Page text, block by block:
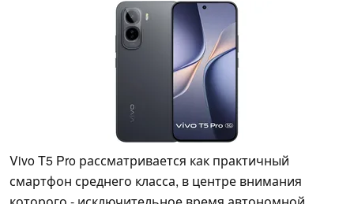
Vivo T5 Pro рассматривается как практичный
смартфон среднего класса, в центре внимания